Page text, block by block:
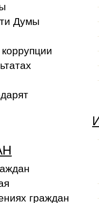
Думы
граждан